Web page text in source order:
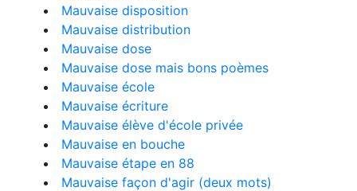
Mauvaise disposition
Mauvaise distribution
Mauvaise dose
Mauvaise dose mais bons poèmes
Mauvaise école
Mauvaise écriture
Mauvaise élève d'école privée
Mauvaise en bouche
Mauvaise étape en 88
Mauvaise façon d'agir (deux mots)